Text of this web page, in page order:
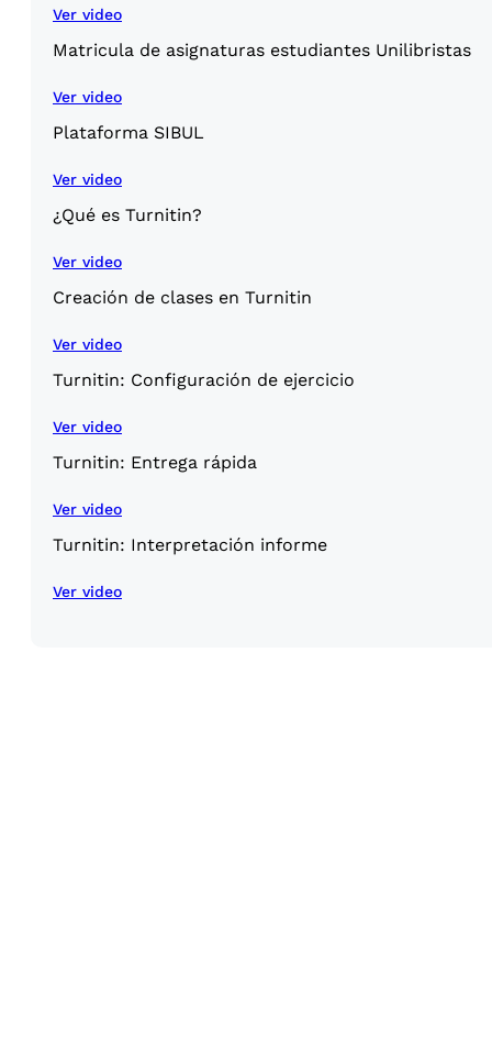
Ver video
Matricula de asignaturas estudiantes Unilibristas
Ver video
Plataforma SIBUL
Ver video
¿Qué es Turnitin?
Ver video
Creación de clases en Turnitin
Ver video
Turnitin: Configuración de ejercicio
Ver video
Turnitin: Entrega rápida
Ver video
Turnitin: Interpretación informe
Ver video